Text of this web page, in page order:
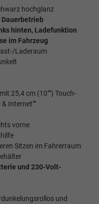
hochglanz
Dauerbetrieb
hinten, Ladefunktion
im Fahrzeug
Laderaum
25,4 cm (10"") Touch-
Internet""
vorne
Sitzen im Fahrerraum
und 230-Volt-
und